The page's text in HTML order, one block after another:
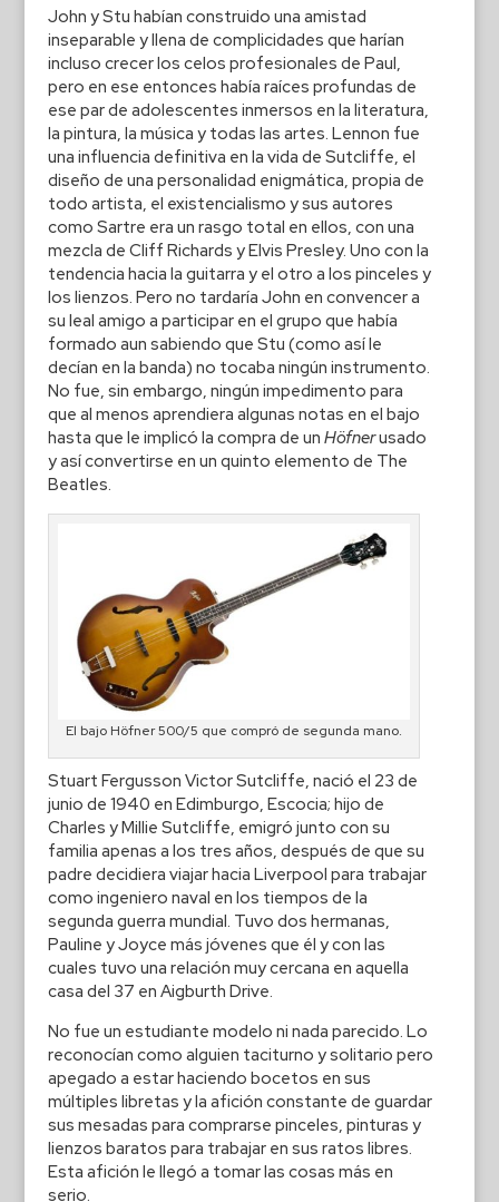
John y Stu habían construido una amistad
inseparable y llena de complicidades que harían
incluso crecer los celos profesionales de Paul,
pero en ese entonces había raíces profundas de
ese par de adolescentes inmersos en la literatura,
la pintura, la música y todas las artes. Lennon fue
una influencia definitiva en la vida de Sutcliffe, el
diseño de una personalidad enigmática, propia de
todo artista, el existencialismo y sus autores
como Sartre era un rasgo total en ellos, con una
mezcla de Cliff Richards y Elvis Presley. Uno con la
tendencia hacia la guitarra y el otro a los pinceles y
los lienzos. Pero no tardaría John en convencer a
su leal amigo a participar en el grupo que había
formado aun sabiendo que Stu (como así le
decían en la banda) no tocaba ningún instrumento.
No fue, sin embargo, ningún impedimento para
que al menos aprendiera algunas notas en el bajo
hasta que le implicó la compra de un Höfnerusado
y así convertirse en un quinto elemento de The
Beatles.
El bajo Höfner 500/5 que compró de segunda mano.
Stuart Fergusson Victor Sutcliffe, nació el 23 de
junio de 1940 en Edimburgo, Escocia; hijo de
Charles y Millie Sutcliffe, emigró junto con su
familia apenas a los tres años, después de que su
padre decidiera viajar hacia Liverpool para trabajar
como ingeniero naval en los tiempos de la
segunda guerra mundial. Tuvo dos hermanas,
Pauline y Joyce más jóvenes que él y con las
cuales tuvo una relación muy cercana en aquella
casa del 37 en Aigburth Drive.
No fue un estudiante modelo ni nada parecido. Lo
reconocían como alguien taciturno y solitario pero
apegado a estar haciendo bocetos en sus
múltiples libretas y la afición constante de guardar
sus mesadas para comprarse pinceles, pinturas y
lienzos baratos para trabajar en sus ratos libres.
Esta afición le llegó a tomar las cosas más en
serio.